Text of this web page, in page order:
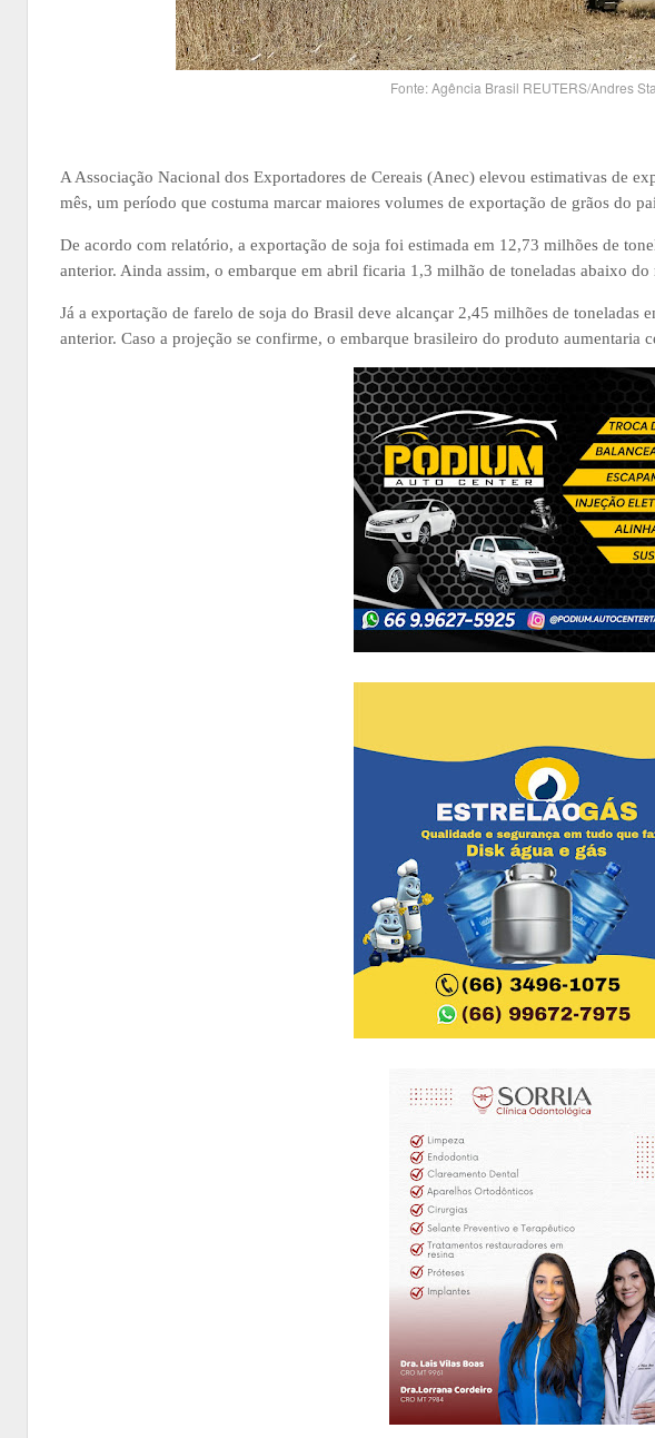
Fonte: Agência Brasil REUTERS/Andres
A Associação Nacional dos Exportadores de Cereais (Anec) elevou estimativas de
mês, um período que costuma marcar maiores volumes de exportação de grãos do
De acordo com relatório, a exportação de soja foi estimada em 12,73 milhões de
anterior. Ainda assim, o embarque em abril ficaria 1,3 milhão de toneladas abaixo
Já a exportação de farelo de soja do Brasil deve alcançar 2,45 milhões de toneladas
anterior. Caso a projeção se confirme, o embarque brasileiro do produto aumentaria